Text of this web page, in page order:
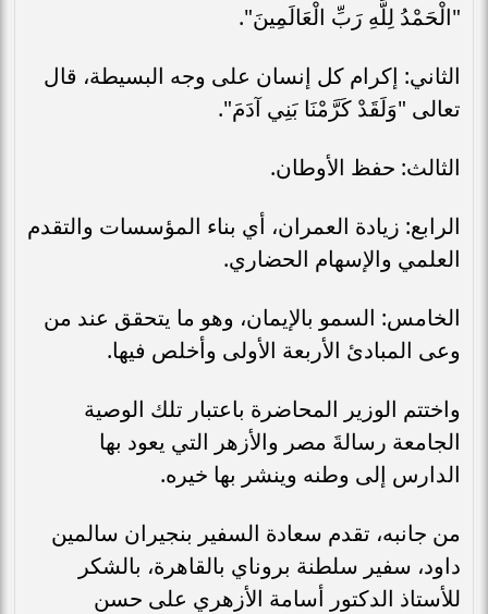
"الْحَمْدُ لِلَّهِ رَبِّ الْعَالَمِينَ".
الثاني: إكرام كل إنسان على وجه البسيطة، قال
تعالى "وَلَقَدْ كَرَّمْنَا بَنِي آدَمَ".
الثالث: حفظ الأوطان.
الرابع: زيادة العمران، أي بناء المؤسسات والتقدم
العلمي والإسهام الحضاري.
الخامس: السمو بالإيمان، وهو ما يتحقق عند من
وعى المبادئ الأربعة الأولى وأخلص فيها.
واختتم الوزير المحاضرة باعتبار تلك الوصية
الجامعة رسالةَ مصر والأزهر التي يعود بها
الدارس إلى وطنه وينشر بها خيره.
من جانبه، تقدم سعادة السفير بنجيران سالمين
داود، سفير سلطنة بروناي بالقاهرة، بالشكر
للأستاذ الدكتور أسامة الأزهري على حسن